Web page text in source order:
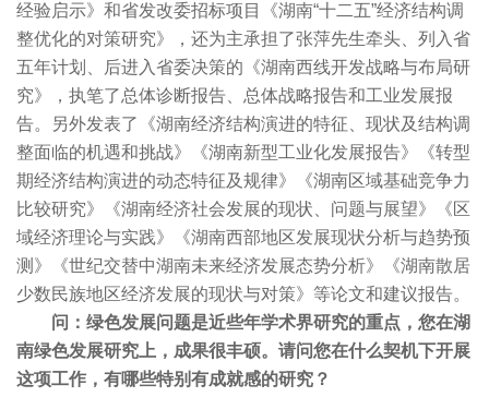
经验启示》和省发改委招标项目《湖南“十二五”经济结构调
整优化的对策研究》，还为主承担了张萍先生牵头、列入省
五年计划、后进入省委决策的《湖南西线开发战略与布局研
究》，执笔了总体诊断报告、总体战略报告和工业发展报
告。另外发表了《湖南经济结构演进的特征、现状及结构调
整面临的机遇和挑战》《湖南新型工业化发展报告》《转型
期经济结构演进的动态特征及规律》《湖南区域基础竞争力
比较研究》《湖南经济社会发展的现状、问题与展望》《区
域经济理论与实践》《湖南西部地区发展现状分析与趋势预
测》《世纪交替中湖南未来经济发展态势分析》《湖南散居
少数民族地区经济发展的现状与对策》等论文和建议报告。
问：绿色发展问题是近些年学术界研究的重点，您在湖
南绿色发展研究上，成果很丰硕。请问您在什么契机下开展
这项工作，有哪些特别有成就感的研究？